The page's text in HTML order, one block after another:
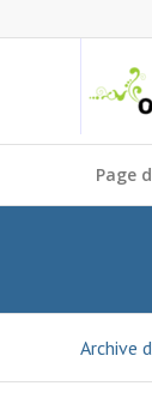
Page
Archive